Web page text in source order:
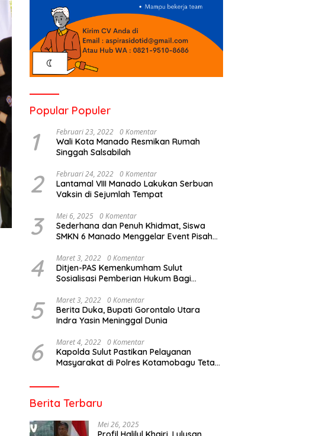
Popular Populer
1 Februari 23, 2022 0 Komentar
Wali Kota Manado Resmikan Rumah
Singgah Salsabilah
2 Februari 24, 2022 0 Komentar
Lantamal VIII Manado Lakukan Serbuan
Vaksin di Sejumlah Tempat
3 Mei 6, 2025 0 Komentar
Sederhana dan Penuh Khidmat, Siswa
SMKN 6 Manado Menggelar Event Pisah
4 Maret 3, 2022 0 Komentar
Ditjen-PAS Kemenkumham Sulut
Sosialisasi Pemberian Hukum Bagi
5 Maret 3, 2022 0 Komentar
Berita Duka, Bupati Gorontalo Utara
Indra Yasin Meninggal Dunia
6 Maret 4, 2022 0 Komentar
Kapolda Sulut Pastikan Pelayanan
Masyarakat di Polres Kotamobagu Tetap
Berita Terbaru
Mei 26, 2025